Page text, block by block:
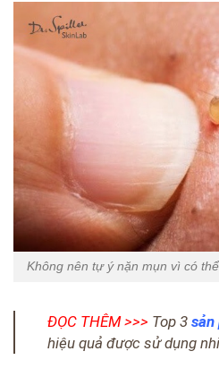
Không nên tự ý nặn mụn vì có
ĐỌC THÊM >>> Top 3 sản
hiệu quả được sử dụng